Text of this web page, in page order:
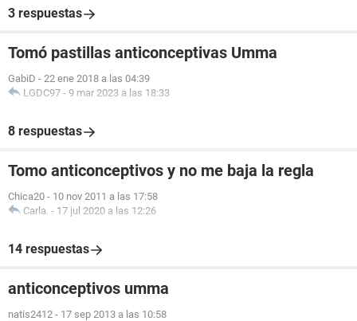
3 respuestas
Tomó pastillas anticonceptivas Umma
GabiD - 22 ene 2018 a las 04:39
LGDC97 - 9 mar 2023 a las 18:33
8 respuestas
Tomo anticonceptivos y no me baja la regla
Chica20 - 10 nov 2011 a las 17:58
Carla. - 17 jul 2020 a las 12:26
14 respuestas
anticonceptivos umma
natis2412 - 17 sep 2013 a las 10:58